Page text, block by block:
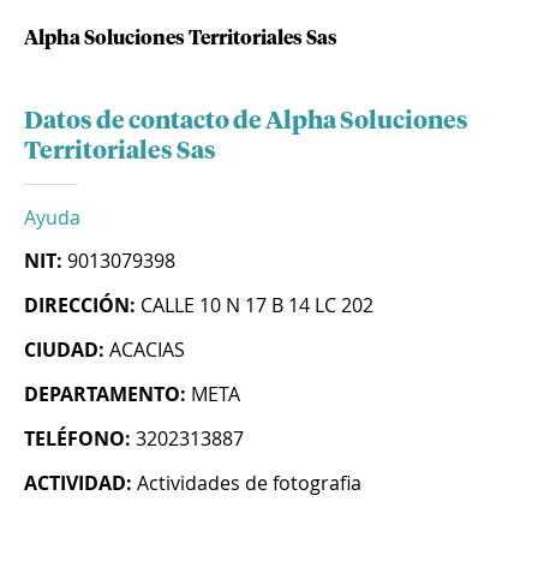
Alpha Soluciones Territoriales Sas
Datos de contacto de Alpha Soluciones
Territoriales Sas
Ayuda
NIT: 9013079398
DIRECCIÓN: CALLE 10 N 17 B 14 LC 202
CIUDAD: ACACIAS
DEPARTAMENTO: META
TELÉFONO: 3202313887
ACTIVIDAD: Actividades de fotografia